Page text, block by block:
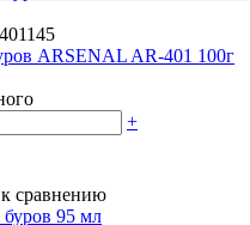
ARSENAL AR-401 100г
+
сравнению